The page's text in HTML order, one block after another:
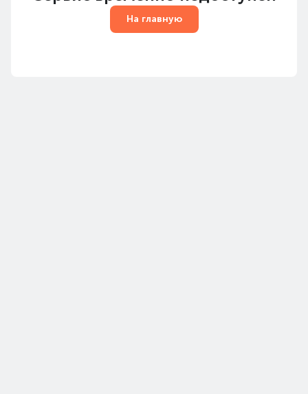
На главную